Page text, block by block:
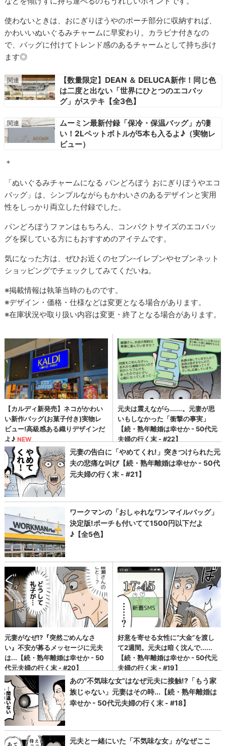
使わないときは、おにぎりぼうやのポーチ部分に収納すれば、
かわいいぬいぐるみチャームに早変わり。カラビナ付きなの
で、バッグに付けてトレンド感のあるチャームとして持ち歩け
ます◎
【数量限定】DEAN ＆ DELUCA新作！同じ色
は二度と出ない「世界にひとつのエコバッ
グ」がステキ【全3色】
ムーミン最新付録「保冷・保温バッグ」が凄
い！2Lペットボトルが5本も入るよ♪（実物レ
ビュー）
＊
「ぬいぐるみチャームになる パンどろぼう おにぎりぼうやエコ
バッグ」は、シンプルながらもかわいさのあるデザインと実用
性をしっかり両立した付録でした。
パンどろぼうファンはもちろん、コンパクトサイズのエコバッ
グを探している方にもおすすめのアイテムです。
気になった方は、ぜひお近くのセブン‐イレブンやセブンネット
ショッピングでチェックしてみてくだいね。
※掲載情報は執筆当時のものです。
※デザイン・価格・仕様などは変更となる場合があります。
※在庫状況や取り扱い内容は変更・終了となる場合があります。